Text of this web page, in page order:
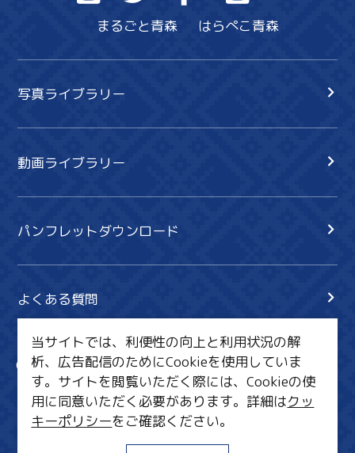
まるごと青森 はらぺこ青森
写真ライブラリー
動画ライブラリー
パンフレットダウンロード
よくある質問
サイト内検索
共有
行きたいリスト
MICE・教育・観光事業者の皆様へ
当サイトでは、利便性の向上と利用状況の解
析、広告配信のためにCookieを使用していま
す。サイトを閲覧いただく際には、Cookieの使
用に同意いただく必要があります。詳細はクッ
キーポリシーをご確認ください。